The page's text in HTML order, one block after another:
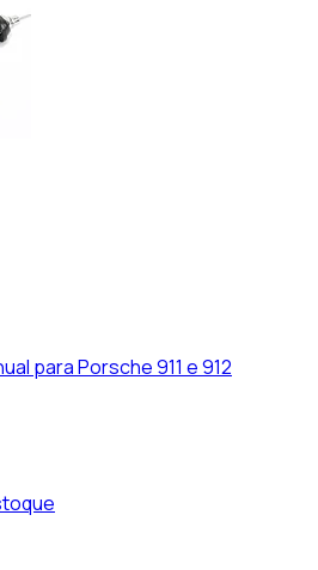
para Porsche 911 e 912